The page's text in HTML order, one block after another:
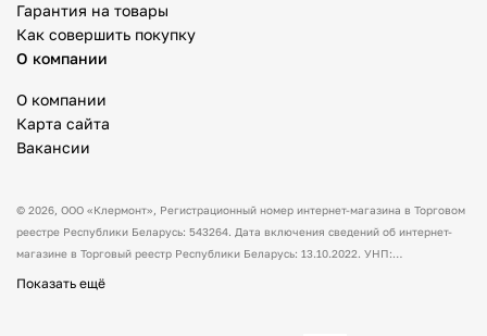
Гарантия на товары
Как совершить покупку
О компании
О компании
Карта сайта
Вакансии
© 2026, ООО «Клермонт» , Регистрационный номер интернет-магазина в Торговом
реестре Республики Беларусь: 543264. Дата включения сведений об интернет-
магазине в Торговый реестр Республики Беларусь: 13.10.2022. УНП:
Показать ещё